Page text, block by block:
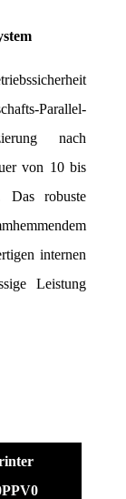
Parallel-
nach
von 10 bis
Das robuste
internen
Leistung